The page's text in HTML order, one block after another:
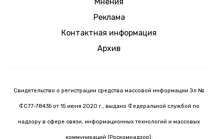
Реклама
Контактная информация
Архив
Свидетельство о регистрации средства массовой информации Эл №
ФС77-78435 от 15 июня 2020 г., выдано Федеральной службой по
надзору в сфере связи, информационных технологий и массовых
коммуникаций (Роскомнадзор).